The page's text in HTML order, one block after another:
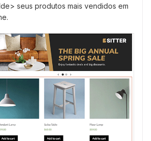
seus produtos mais vendidos em